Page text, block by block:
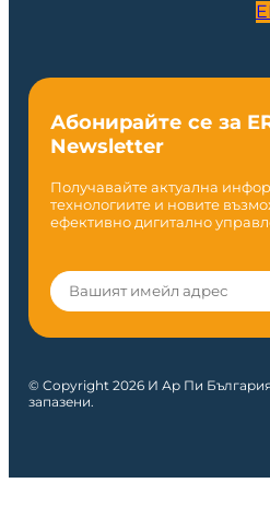
Абонирайте се за
Newsletter
Получавайте актуална
технологиите и новите
ефективно дигитално
© Copyright 2026 И Ар Пи
запазени.